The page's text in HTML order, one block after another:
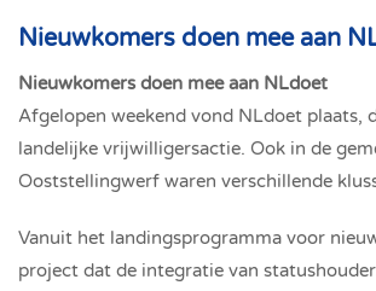
Nieuwkomers doen mee aan
Nieuwkomers doen mee aan NLdoet
Afgelopen weekend vond NLdoet plaats,
landelijke vrijwilligersactie. Ook in de
Ooststellingwerf waren verschillende
Vanuit het landingsprogramma voor
project dat de integratie van